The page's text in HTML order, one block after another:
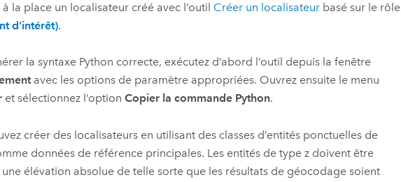
à la place un localisateur créé avec l’outil Créer un localisateurbasé sur le rôle
d’intérêt).
la syntaxe Python correcte, exécutez d’abord l’outil depuis la fenêtre
avec les options de paramètre appropriées. Ouvrez ensuite le menu
et sélectionnez l’option Copier la commande Python.
créer des localisateurs en utilisant des classes d’entités ponctuelles de
données de référence principales. Les entités de type z doivent être
une élévation absolue de telle sorte que les résultats de géocodage soient